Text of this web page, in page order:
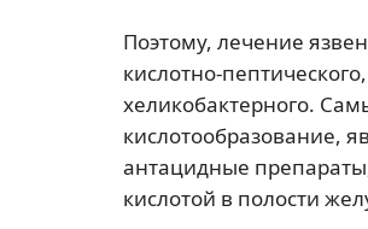
Поэтому, лечение
кислотно-
хеликобактерного.
кислотообразование,
антацидные
кислотой в полости